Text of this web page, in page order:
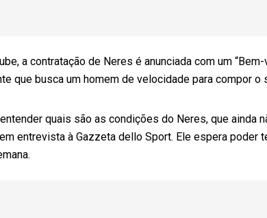
a contratação de Neres é anunciada com um
que busca um homem de velocidade para compor o
quais são as condições do Neres, que ainda
entrevista à Gazzeta dello Sport. Ele espera poder